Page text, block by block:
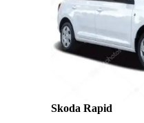
Skoda Rapid